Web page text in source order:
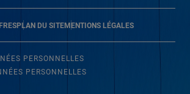
PLAN DU SITEMENTIONS LÉGALES
PERSONNELLES
PERSONNELLES